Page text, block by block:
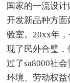
国家的一流设
开发新品种方
验室。20xx年
现了民外合璧
过了sa8000社
环境、劳动权